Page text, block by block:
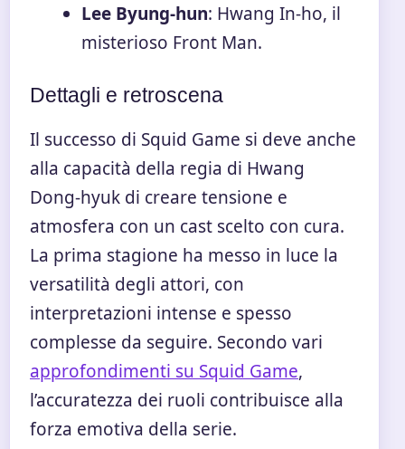
Lee Byung-hun: Hwang In-ho, il
misterioso Front Man.
Dettagli e retroscena
Il successo di Squid Game si deve anche
alla capacità della regia di Hwang
Dong-hyuk di creare tensione e
atmosfera con un cast scelto con cura.
La prima stagione ha messo in luce la
versatilità degli attori, con
interpretazioni intense e spesso
complesse da seguire. Secondo vari
approfondimenti su Squid Game,
l’accuratezza dei ruoli contribuisce alla
forza emotiva della serie.